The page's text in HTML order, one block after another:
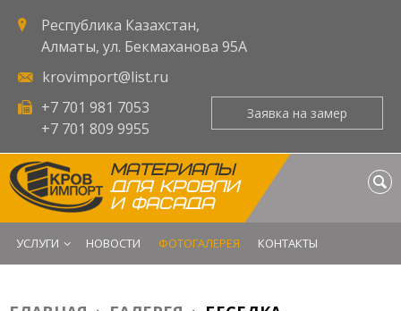
Республика Казахстан,
Алматы, ул. Бекмаханова 95А
krovimport@list.ru
+7 701 981 7053
+7 701 809 9955
Заявка на замер
МАТЕРИАЛЫ
ДЛЯ КРОВЛИ
И ФАСАДА
УСЛУГИ НОВОСТИ ФОТОГАЛЕРЕЯ КОНТАКТЫ